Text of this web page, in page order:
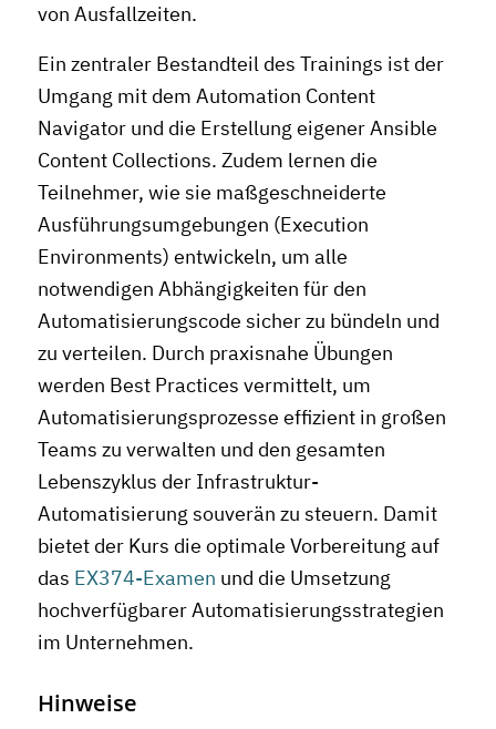
von Ausfallzeiten.
Ein zentraler Bestandteil des Trainings ist der
Umgang mit dem Automation Content
Navigator und die Erstellung eigener Ansible
Content Collections. Zudem lernen die
Teilnehmer, wie sie maßgeschneiderte
Ausführungsumgebungen (Execution
Environments) entwickeln, um alle
notwendigen Abhängigkeiten für den
Automatisierungscode sicher zu bündeln und
zu verteilen. Durch praxisnahe Übungen
werden Best Practices vermittelt, um
Automatisierungsprozesse effizient in großen
Teams zu verwalten und den gesamten
Lebenszyklus der Infrastruktur-
Automatisierung souverän zu steuern. Damit
bietet der Kurs die optimale Vorbereitung auf
das EX374-Examen und die Umsetzung
hochverfügbarer Automatisierungsstrategien
im Unternehmen.
Hinweise